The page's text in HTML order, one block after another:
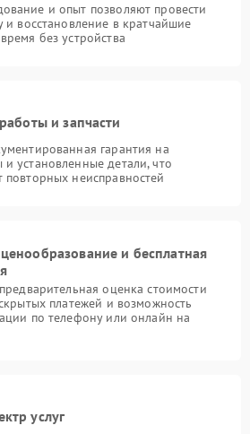
и опыт позволяют провести
и восстановление в кратчайшие
без устройства
и запчасти
гарантия на
установленные детали, что
неисправностей
и бесплатная
оценка стоимости
платежей и возможность
по телефону или онлайн на
услуг